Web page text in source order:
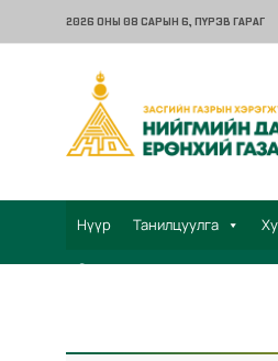
2026 ОНЫ 08 САРЫН 6, ПҮРЭВ ГАРАГ
Нүүр Танилцуулга
Санал хүсэлт